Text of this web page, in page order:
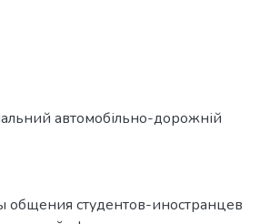
автомобільно-дорожній
студентов-иностранцев